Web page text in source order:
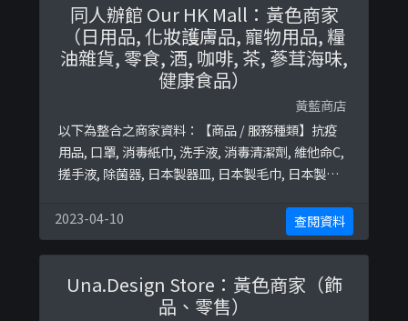
同人辦館 Our HK Mall：黃色商家
（日用品, 化妝護膚品, 寵物用品, 糧
油雜貨, 零食, 酒, 咖啡, 茶, 蔘茸海味,
健康食品）
黃藍商店
以下為整合之商家資料：【商品 / 服務種類】抗疫
用品, 口罩, 消毒紙巾, 洗手液, 消毒清潔劑, 維他命C,
搓手液, 除菌器, 日本製器皿, 日本製毛巾, 日本製刀,
耳式咖啡包, 保濕乳液, 洗面啫喱, 鬚後水, 剃鬚膏, 本
地手工啤, 台灣手信, 麻辣醬, XO醬, 薑黃粉, 薑茶包,
薑潔面泡, 薑面膜, 薑皂液, 茶包, 手工氈酒 ...
2023-04-10 查閱資料
Una.Design Store：黃色商家（飾
品、零售）